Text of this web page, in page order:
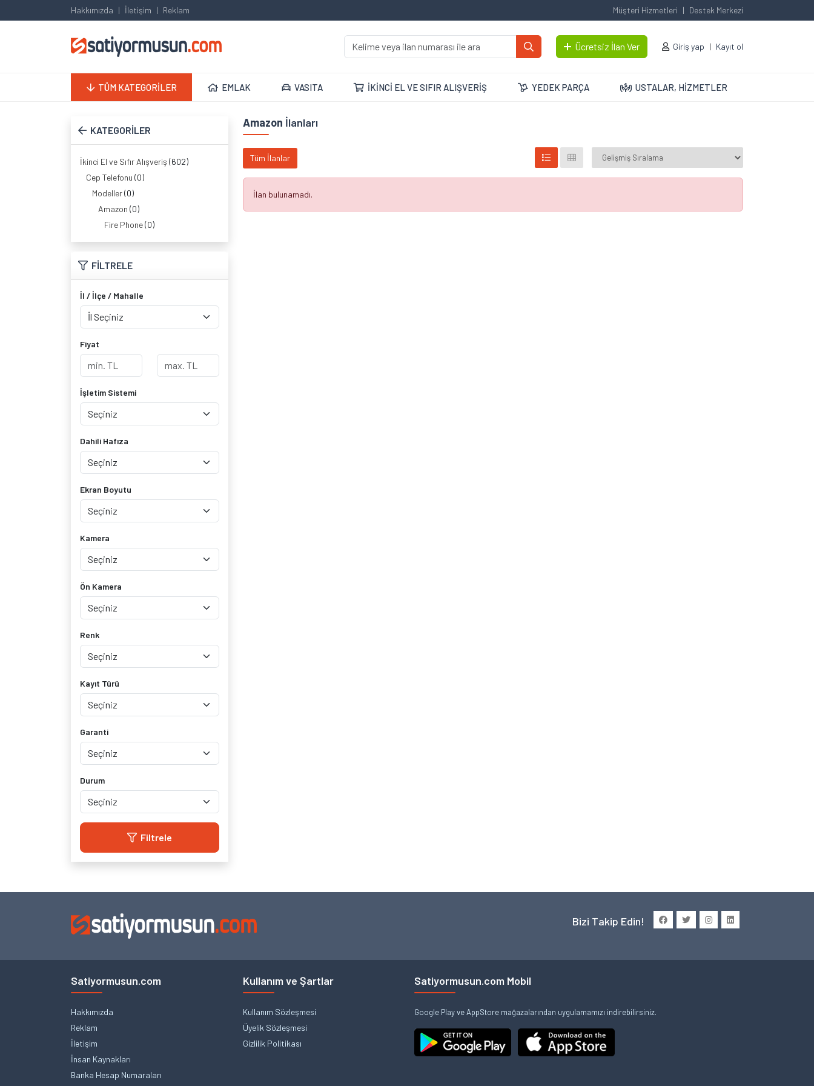
Hakkımızda İletişim Reklam Müşteri Hizmetleri Destek Merkezi
Ücretsiz İlan Ver Giriş yap Kayıt ol
TÜM KATEGORİLER EMLAK VASITA İKİNCİ EL VE SIFIR ALIŞVERİŞ YEDEK PARÇA USTALAR, HİZMETLER
KATEGORİLER
İkinci El ve Sıfır Alışveriş (602)
Cep Telefonu (0)
Modeller(0)
Amazon (0)
Fire Phone(0)
FİLTRELE
İl / İlçe / Mahalle
Fiyat
İşletim Sistemi
Dahili Hafıza
Ekran Boyutu
Kamera
Ön Kamera
Renk
Kayıt Türü
Garanti
Durum
Filtrele
Amazon İlanları
Tüm İlanlar
İlan bulunamadı.
Bizi Takip Edin!
Satiyormusun.com
Hakkımızda
Reklam
İletişim
İnsan Kaynakları
Banka Hesap Numaraları
Kullanım ve Şartlar
Kullanım Sözleşmesi
Üyelik Sözleşmesi
Gizlilik Politikası
Satiyormusun.com Mobil
Google Play ve AppStore mağazalarından uygulamamızı indirebilirsiniz.